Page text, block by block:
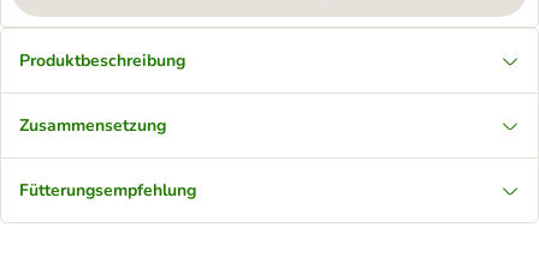
Produktbeschreibung
Zusammensetzung
Fütterungsempfehlung